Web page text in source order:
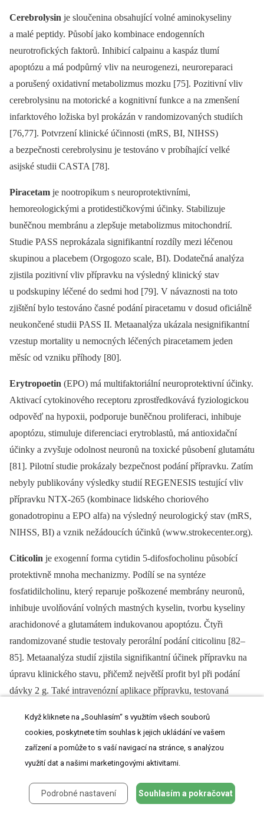
Cerebrolysin je sloučenina obsahující volné aminokyseliny
a malé peptidy. Působí jako kombinace endogenních
neurotrofických faktorů. Inhibicí calpainu a kaspáz tlumí
apoptózu a má podpůrný vliv na neurogenezi, neuroreparaci
a porušený oxidativní metabolizmus mozku [75]. Pozitivní vliv
cerebrolysinu na motorické a kognitivní funkce a na zmenšení
infarktového ložiska byl prokázán v randomizovaných studiích
[76,77]. Potvrzení klinické účinnosti (mRS, BI, NIHSS)
a bezpečnosti cerebrolysinu je testováno v probíhající velké
asijské studii CASTA [78].
Piracetam je nootropikum s neuroprotektivními,
hemoreologickými a protidestičkovými účinky. Stabilizuje
buněčnou membránu a zlepšuje metabolizmus mitochondrií.
Studie PASS neprokázala signifikantní rozdíly mezi léčenou
skupinou a placebem (Orgogozo scale, BI). Dodatečná analýza
zjistila pozitivní vliv přípravku na výsledný klinický stav
u podskupiny léčené do sedmi hod [79]. V návaznosti na toto
zjištění bylo testováno časné podání piracetamu v dosud oficiálně
neukončené studii PASS II. Metaanalýza ukázala nesignifikantní
vzestup mortality u nemocných léčených piracetamem jeden
měsíc od vzniku příhody [80].
Erytropoetin (EPO) má multifaktoriální neuroprotektivní účinky.
Aktivací cytokinového receptoru zprostředkovává fyziologickou
odpověď na hypoxii, podporuje buněčnou proliferaci, inhibuje
apoptózu, stimuluje diferenciaci erytroblastů, má antioxidační
účinky a zvyšuje odolnost neuronů na toxické působení glutamátu
[81]. Pilotní studie prokázaly bezpečnost podání přípravku. Zatím
nebyly publikovány výsledky studií REGENESIS testující vliv
přípravku NTX-265 (kombinace lidského choriového
gonadotropinu a EPO alfa) na výsledný neurologický stav (mRS,
NIHSS, BI) a vznik nežádoucích účinků (www.strokecenter.org).
Citicolin je exogenní forma cytidin 5-difosfocholinu působící
protektivně mnoha mechanizmy. Podílí se na syntéze
fosfatidilcholinu, který reparuje poškozené membrány neuronů,
inhibuje uvolňování volných mastných kyselin, tvorbu kyseliny
arachidonové a glutamátem indukovanou apoptózu. Čtyři
randomizované studie testovaly perorální podání citicolinu [82–
85]. Metaanalýza studií zjistila signifikantní účinek přípravku na
úpravu klinického stavu, přičemž největší profit byl při podání
dávky 2 g. Také intravenózní aplikace přípravku, testovaná
Citicolin je považován za bezpečné slabé neuroprotektivum
s pozitivním ovlivněním neuronální plasticity. Výsledky
známy koncem roku 2010 (www.strokecenter.org).
Když kliknete na „Souhlasím“ s využitím všech souborů
cookies, poskytnete tím souhlas k jejich ukládání ve vašem
zařízení a pomůže to s vaší navigací na stránce, s analýzou
využití dat a našimi marketingovými aktivitami.
Podrobné nastavení Souhlasím a pokračovat